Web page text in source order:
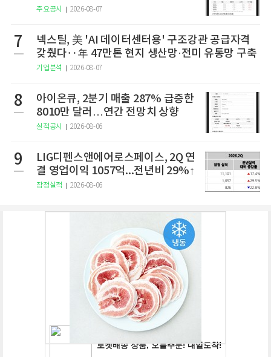
개”
주요공시 2026-08-07
7
넥스틸, 美 'AI 데이터센터용' 구조강관 공급자격
갖췄다‥年 47만톤 현지 생산망·전미 유통망 구축
기업분석 2026-08-07
8
아이온큐, 2분기 매출 287% 급증한
8010만 달러…연간 전망치 상향
실적공시 2026-08-06
9
LIG디펜스앤에어로스페이스, 2Q 연
결 영업이익 1057억...전년비 29%↑
잠정실적 2026-08-06